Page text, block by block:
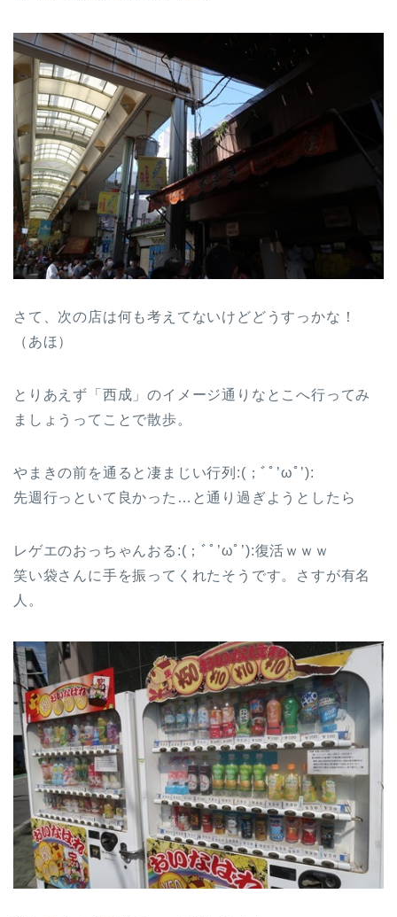
さて、次の店は何も考えてないけどどうすっかな！
（あほ）
とりあえず「西成」のイメージ通りなとこへ行ってみ
ましょうってことで散歩。
やまきの前を通ると凄まじい行列:(；ﾞﾟ’ωﾟ’):
先週行っといて良かった…と通り過ぎようとしたら
レゲエのおっちゃんおる:(；ﾞﾟ’ωﾟ’):復活ｗｗｗ
笑い袋さんに手を振ってくれたそうです。さすが有名
人。